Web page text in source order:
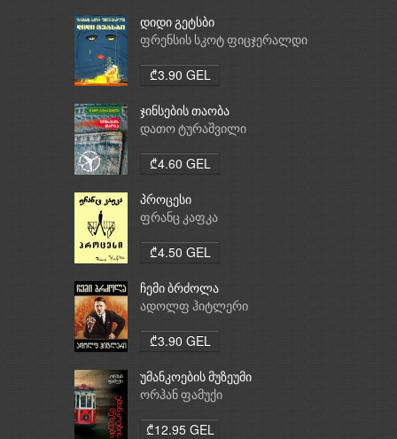
დიდი გეტსბი
ფრენსის სკოტ ფიცჯერალდი
₾3.90 GEL
ჯინსების თაობა
დათო ტურაშვილი
₾4.60 GEL
პროცესი
ფრანც კაფკა
₾4.50 GEL
ჩემი ბრძოლა
ადოლფ ჰიტლერი
₾3.90 GEL
უმანკოების მუზეუმი
ორჰან ფამუქი
₾12.95 GEL